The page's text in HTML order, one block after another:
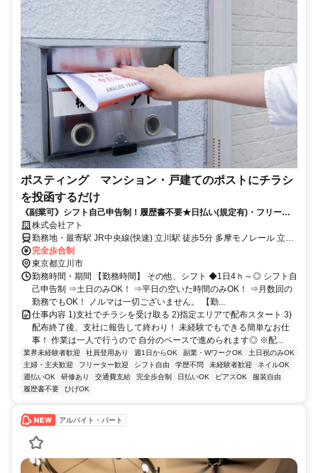
ポスティング マンション・戸建てのポストにチラシ
を投函するだけ
《副業可》シフト自己申告制！履歴書不要★日払い(規定有)・フリータ
ー主婦(主夫)シニア活躍！
株式会社アト
勤務地・最寄駅 JR中央線(快速) 立川駅 徒歩5分 多摩モノレール 立川
南駅 徒歩4分
完全歩合制
東京都立川市
勤務時間・期間 【勤務時間】 その他、シフト ◆1日4ｈ～◎ シフト自
己申告制 ⇒土日のみOK！ ⇒平日の空いた時間のみOK！ ⇒月数回の
勤務でもOK！ ノルマは一切ございません。 【勤...
仕事内容 1)支社でチラシを受け取る 2)指定エリアで配布スタート 3)
配布終了後、支社に報告して終わり！ 未経験でもできる簡単なお仕
事！ 作業は一人で行うので 自分のペースで進められます◎ ※配...
業界未経験者歓迎 社員登用あり 週1日からOK 副業・WワークOK
土日祝のみOK
主婦・主夫歓迎
フリーター歓迎 シフト自由 学歴不問 未経験者歓迎
ネイルOK
週払いOK
研修あり 交通費支給 完全歩合制 日払いOK ピアスOK
服装自由
履歴書不要
ひげOK
アルバイト・パート